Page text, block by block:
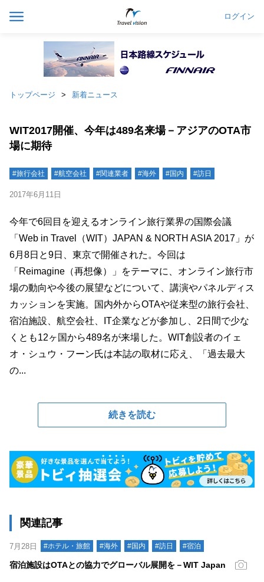
ログイン
トップページ 新着ニュース
WIT2017開催、今年は489名来場－アジアのOTA市
場に期待
#旅行会社 #航空会社 #関連業者 #海外 #国内 #訪日
2017年6月11日
今年で6回目を迎えるオンライン旅行業界の国際会議
「Web in Travel（WIT）JAPAN & NORTH ASIA 2017」が
6月8日と9日、東京で開催された。今回は
「Reimagine（再想像）」をテーマに、オンライン旅行市
場の動向や今後の展望などについて、講演やパネルディス
カッションを実施。国内外からOTAや従来型の旅行会社、
宿泊施設、航空会社、IT企業などが参加し、2日間で少な
くとも12ヶ国から489名が来場した。WIT創設者のイェ
オ・シュウ・フーン氏は本誌の取材に応え、「過去最大
の...
続きを読む
関連記事
7月28日 #ホテル・旅館 #海外 #国内 #訪日 #宿泊
宿泊施設はOTAとの協力でグローバル展開を－WIT Japan